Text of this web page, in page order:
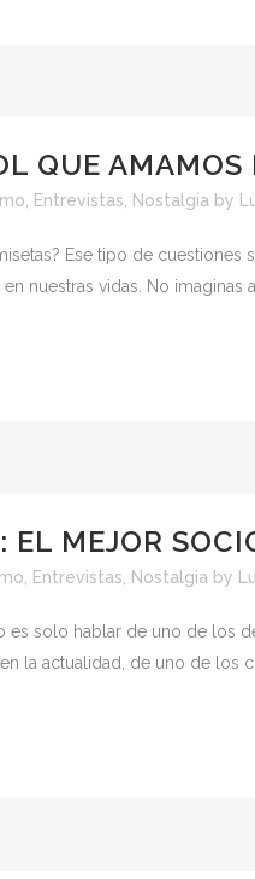
QUE
Entrevistas Nostalgia by
Ese tipo de
nuestras vidas. No imaginas
EL MEJOR
Entrevistas Nostalgia by
es solo hablar de uno de los
la actualidad, de uno de los